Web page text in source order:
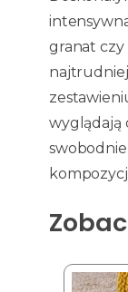
granat czy
wyglądają